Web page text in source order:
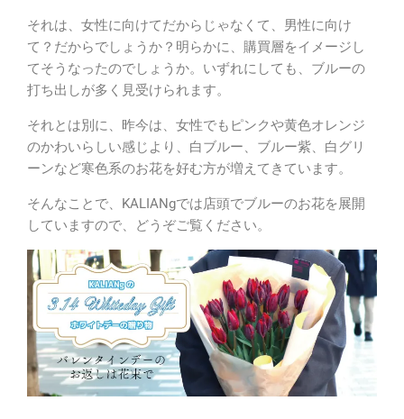
それは、女性に向けてだからじゃなくて、男性に向け
て？だからでしょうか？明らかに、購買層をイメージし
てそうなったのでしょうか。いずれにしても、ブルーの
打ち出しが多く見受けられます。
それとは別に、昨今は、女性でもピンクや黄色オレンジ
のかわいらしい感じより、白ブルー、ブルー紫、白グリ
ーンなど寒色系のお花を好む方が増えてきています。
そんなことで、KALIANgでは店頭でブルーのお花を展開
していますので、どうぞご覧ください。